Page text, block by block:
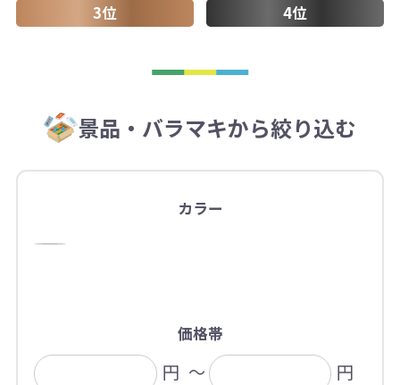
3位 4位
景品・バラマキから絞り込む
カラー
価格帯
円 ～ 円